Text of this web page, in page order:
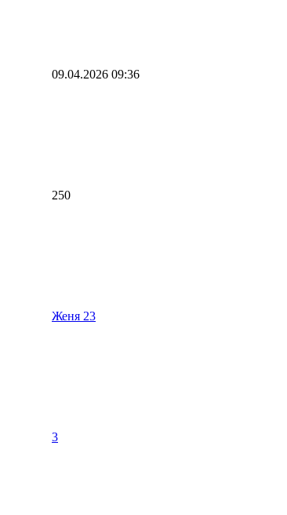
09.04.2026 09:36
250
Женя 23
3